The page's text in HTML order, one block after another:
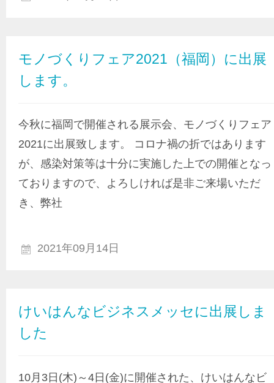
モノづくりフェア2021（福岡）に出展
します。
今秋に福岡で開催される展示会、モノづくりフェア
2021に出展致します。 コロナ禍の折ではあります
が、感染対策等は十分に実施した上での開催となっ
ておりますので、よろしければ是非ご来場いただ
き、弊社
2021年09月14日
けいはんなビジネスメッセに出展しま
した
10月3日(木)～4日(金)に開催された、けいはんなビ